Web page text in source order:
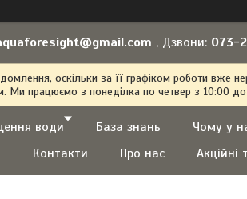
, Дзвони: 073-
оскільки за її графіком роботи вже
Ми працюємо з понеділка по четвер з 10:00
води База знань
Чому у
Контакти Про нас Акційні